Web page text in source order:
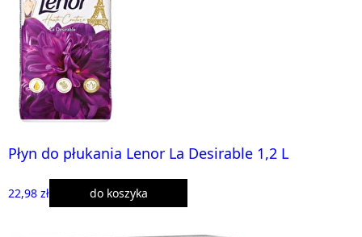
Płyn do płukania Lenor La Desirable 1,2 L
22,98 zł do koszyka